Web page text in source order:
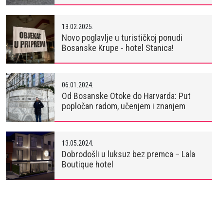
13.02.2025.
Novo poglavlje u turističkoj ponudi
Bosanske Krupe - hotel Stanica!
06.01.2024.
Od Bosanske Otoke do Harvarda: Put
popločan radom, učenjem i znanjem
13.05.2024.
Dobrodošli u luksuz bez premca – Lala
Boutique hotel